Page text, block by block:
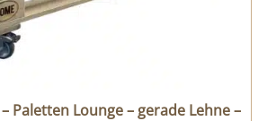
Paletten Lounge – gerade Lehne –